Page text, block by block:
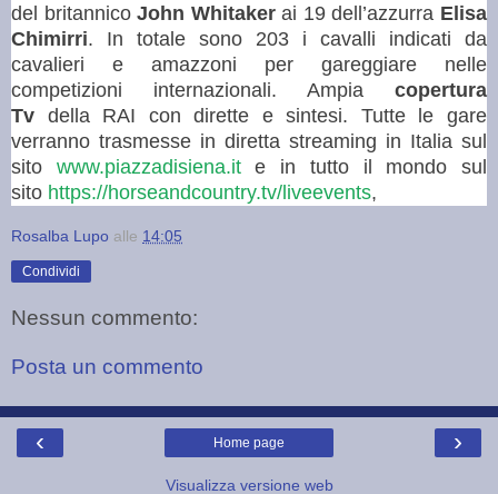
del britannicoJohn Whitakerai 19 dell’azzurra Elisa
Chimirri. In totale sono 203 i cavalli indicati da
cavalieri e amazzoni per gareggiare nelle
competizioni internazionali.Ampiacopertura
Tv della RAI con dirette e sintesi. Tutte le gare
verranno trasmesse in diretta streaming in Italia sul
sito www.piazzadisiena.ite in tutto il mondo sul
sito https://horseandcountry.tv/liveevents,
Rosalba Lupo alle 14:05
Condividi
Nessun commento:
Posta un commento
‹ ›
Home page
Visualizza versione web